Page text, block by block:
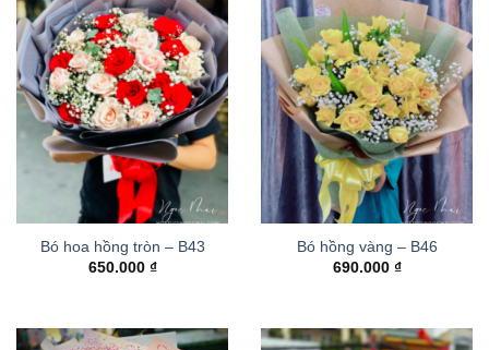
Bó hoa hồng tròn – B43
650.000 ₫
Bó hồng vàng – B46
690.000 ₫